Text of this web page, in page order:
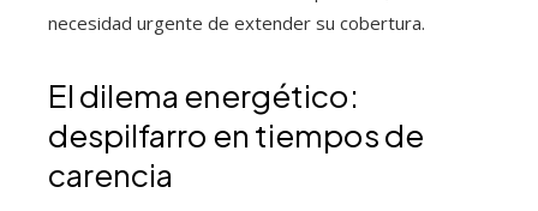
necesidad urgente de extender su cobertura.
El dilema energético:
despilfarro en tiempos de
carencia